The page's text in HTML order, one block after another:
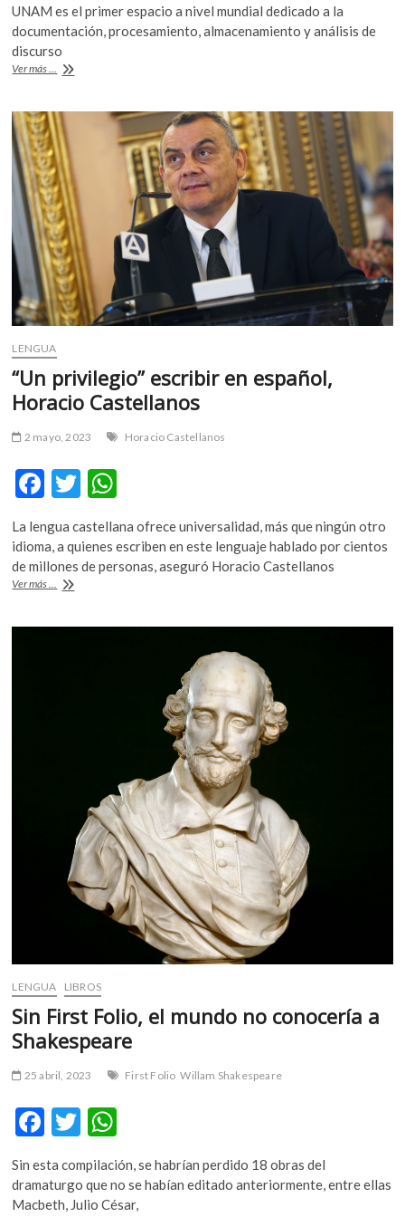
b
o
k
er s
p
UNAM es el primer espacio a nivel mundial dedicado a la
documentación, procesamiento, almacenamiento y análisis de
discurso
Ver más ... UNAM
músicos
originarios
para
preservar
su
idioma
LENGUA
“Un privilegio” escribir en español,
Horacio Castellanos
2 mayo, 2023 Horacio Castellanos
F
e
b
o
o
T
w
itt
er
at
s
p
La lengua castellana ofrece universalidad, más que ningún otro
idioma, a quienes escriben en este lenguaje hablado por cientos
de millones de personas, aseguró Horacio Castellanos
Ver más ... “Un
LENGUA LIBROS
Sin First Folio, el mundo no conocería a
Shakespeare
25 abril, 2023 First Folio Willam Shakespeare
F
ac
e
b
T
w
itt
er
h
at
s
Sin esta compilación, se habrían perdido 18 obras del
dramaturgo que no se habían editado anteriormente, entre ellas
Macbeth, Julio César,